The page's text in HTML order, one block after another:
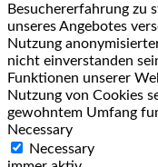
Besuchererfahrung zu
unseres Angebotes
Nutzung
nicht einverstanden
Funktionen unserer
Nutzung von Cookies
gewohntem Umfang
Necessary
Necessary